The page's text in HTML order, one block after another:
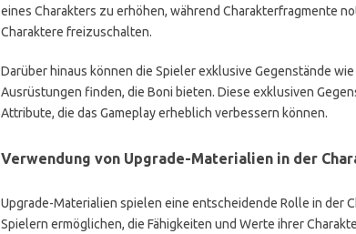
eines Charakters zu erhöhen, während Charakterfragmente
Charaktere freizuschalten.
Darüber hinaus können die Spieler exklusive Gegenstände
Ausrüstungen finden, die Boni bieten. Diese exklusiven
Attribute, die das Gameplay erheblich verbessern können.
Verwendung von Upgrade-Materialien in der
Upgrade-Materialien spielen eine entscheidende Rolle in der
Spielern ermöglichen, die Fähigkeiten und Werte ihrer